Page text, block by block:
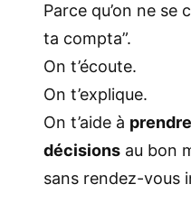
Parce qu’on ne se
ta compta”.
On t’écoute.
On t’explique.
On t’aide à
décisions au bon
sans rendez-vous